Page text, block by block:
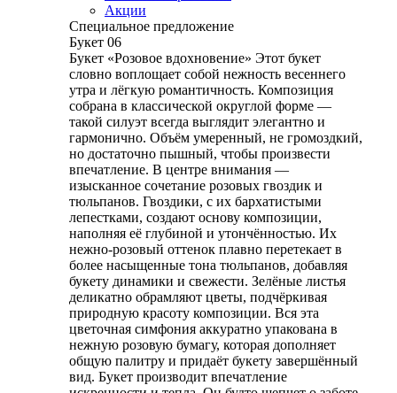
Акции
Специальное предложение
Букет 06
Букет «Розовое вдохновение» Этот букет
словно воплощает собой нежность весеннего
утра и лёгкую романтичность. Композиция
собрана в классической округлой форме —
такой силуэт всегда выглядит элегантно и
гармонично. Объём умеренный, не громоздкий,
но достаточно пышный, чтобы произвести
впечатление. В центре внимания —
изысканное сочетание розовых гвоздик и
тюльпанов. Гвоздики, с их бархатистыми
лепестками, создают основу композиции,
наполняя её глубиной и утончённостью. Их
нежно-розовый оттенок плавно перетекает в
более насыщенные тона тюльпанов, добавляя
букету динамики и свежести. Зелёные листья
деликатно обрамляют цветы, подчёркивая
природную красоту композиции. Вся эта
цветочная симфония аккуратно упакована в
нежную розовую бумагу, которая дополняет
общую палитру и придаёт букету завершённый
вид. Букет производит впечатление